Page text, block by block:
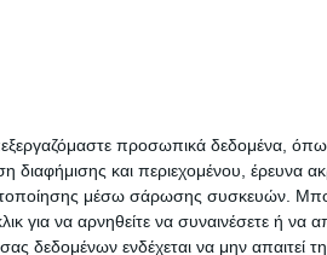
προσωπικά δεδομένα, όπως
διαφήμισης και περιεχομένου, έρευνα
μέσω σάρωσης συσκευών.
για να αρνηθείτε να συναινέσετε ή να
δεδομένων ενδέχεται να μην απαιτεί